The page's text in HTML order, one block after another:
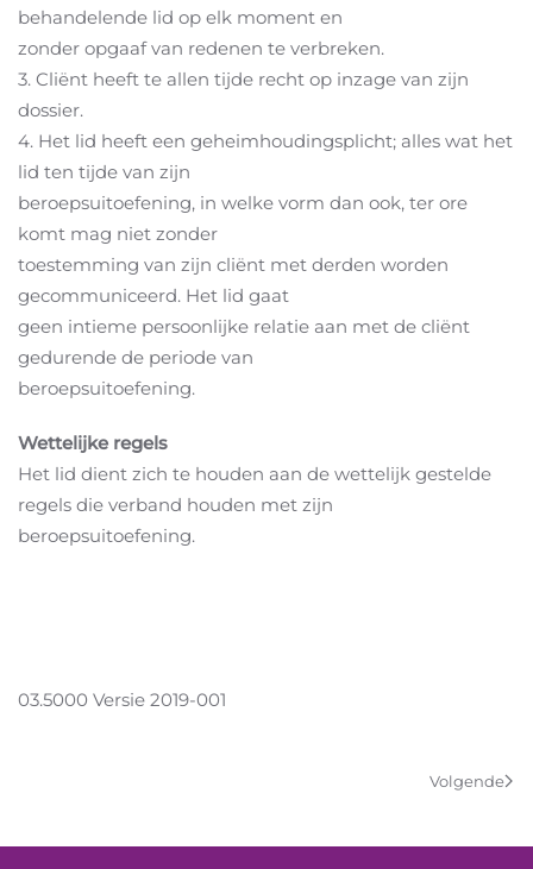
behandelende lid op elk moment en
zonder opgaaf van redenen te verbreken.
3. Cliënt heeft te allen tijde recht op inzage van zijn
dossier.
4. Het lid heeft een geheimhoudingsplicht; alles wat het
lid ten tijde van zijn
beroepsuitoefening, in welke vorm dan ook, ter ore
komt mag niet zonder
toestemming van zijn cliënt met derden worden
gecommuniceerd. Het lid gaat
geen intieme persoonlijke relatie aan met de cliënt
gedurende de periode van
beroepsuitoefening.
Wettelijke regels
Het lid dient zich te houden aan de wettelijk gestelde
regels die verband houden met zijn
beroepsuitoefening.
03.5000 Versie 2019-001
Volgende